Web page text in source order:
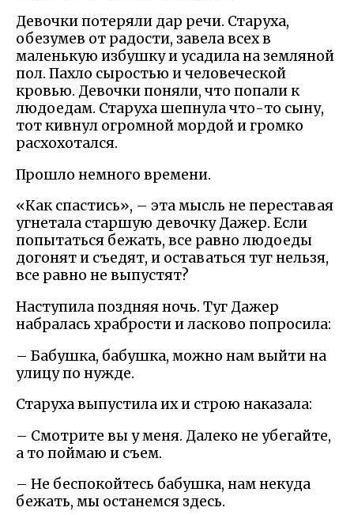
Девочки потеряли дар речи. Старуха,
обезумев от радости, завела всех в
маленькую избушку и усадила на земляной
пол. Пахло сыростью и человеческой
кровью. Девочки поняли, что попали к
людоедам. Старуха шепнула что-то сыну,
тот кивнул огромной мордой и громко
расхохотался.
Прошло немного времени.
«Как спастись», – эта мысль не переставая
угнетала старшую девочку Дажер. Если
попытаться бежать, все равно людоеды
догонят и съедят, и оставаться туг нельзя,
все равно не выпустят?
Наступила поздняя ночь. Туг Дажер
набралась храбрости и ласково попросила:
– Бабушка, бабушка, можно нам выйти на
улицу по нужде.
Старуха выпустила их и строю наказала:
– Смотрите вы у меня. Далеко не убегайте,
а то поймаю и съем.
– Не беспокойтесь бабушка, нам некуда
бежать, мы останемся здесь.